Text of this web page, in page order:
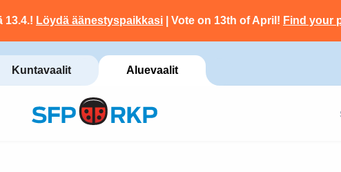
13.4.! Löydä äänestyspaikkasi | Vote on 13th of April! Find your
Kuntavaalit Aluevaalit